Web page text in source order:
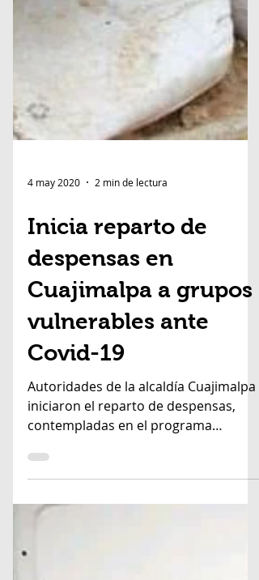
4 may 2020 2 min de lectura
Inicia reparto de
despensas en
Cuajimalpa a grupos
vulnerables ante
Covid-19
Autoridades de la alcaldía Cuajimalpa
iniciaron el reparto de despensas,